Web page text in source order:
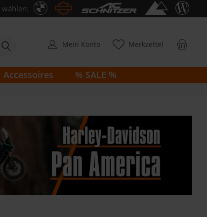
wählen:
Merkzettel
Mein Konto
Accessoires % SALE %